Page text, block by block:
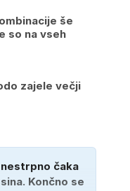
še
so na vseh
zajele večji
čaka
Končno se